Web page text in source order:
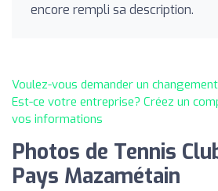
encore rempli sa description.
Voulez-vous demander un
Est-ce votre entreprise? Créez un
vos informations
Photos de Tennis
Pays Mazamétain